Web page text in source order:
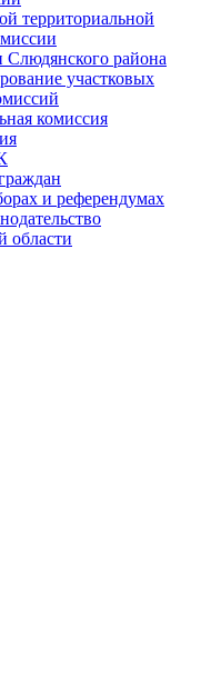
территориальной
Слюдянского района
участковых
комиссия
и референдумах
области